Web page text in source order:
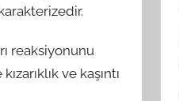
reaksiyonunu
ve kaşıntı